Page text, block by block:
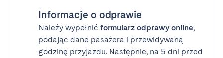
Informacje o odprawie
Należy wypełnić formularz odprawy online,
podając dane pasażera i przewidywaną
godzinę przyjazdu. Następnie, na 5 dni przed